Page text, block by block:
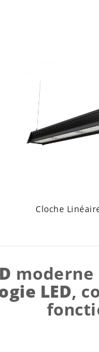
Cloche
moderne
LED,